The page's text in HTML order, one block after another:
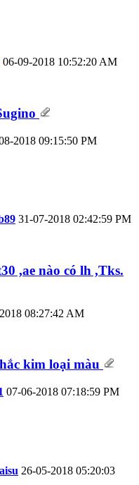
06-09-2018 10:52:20 AM
2018 09:15:50 PM
31-07-2018 02:42:59 PM
,ae nào có lh ,Tks.
08:27:42 AM
kim loại màu
07-06-2018 07:18:59 PM
26-05-2018 05:20:03